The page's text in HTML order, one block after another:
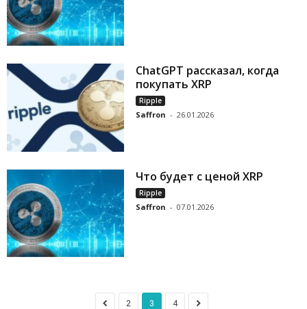
ChatGPT рассказал, когда
покупать XRP
Ripple
Saffron - 26.01.2026
Что будет с ценой XRP
Ripple
Saffron - 07.01.2026
2 3 4